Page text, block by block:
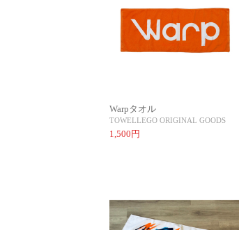
Warpタオル
TOWELLEGO ORIGINAL GOODS
1,500円